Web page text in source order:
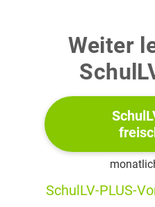
Weiter
SchulLV-PLUS-